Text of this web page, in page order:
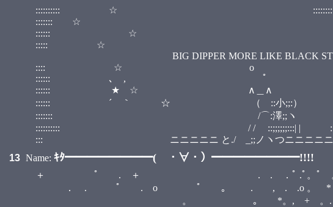
:::::::::: ☆
::::::: ☆
:::::: ☆
::::: ☆
BIG DIPPER MORE LIKE BLACK
:::: ☆ o
:::::: ､ ,
:::::: ★ ☆ ∧＿∧
:::::: ´ ｀ ☆ （ ::小;;:）
::::::: /⌒:澤;;ヽ
:::::::::: / / ::;;;;;;:::| |
::: ニニニニニ と./ゝ_;;ノヽつニニニニニ
13 Name: ｷﾀ━━━━━━━━( ・∀・）━━━━━━━━!!!!
＋ ﾟ . ＋ . . ．ﾟ .ﾟ。ﾟ 。 ,ﾟ．。
． . ﾟ . o ﾟ 。 . , . .o 。 * .ﾟ +
。 ｡ *。, + 。. o ﾟ,